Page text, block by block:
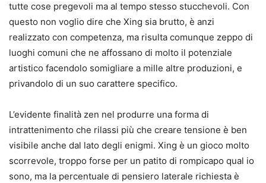
tutte cose pregevoli ma al tempo stesso stucchevoli. Con
questo non voglio dire che Xing sia brutto, è anzi
realizzato con competenza, ma risulta comunque zeppo di
luoghi comuni che ne affossano di molto il potenziale
artistico facendolo somigliare a mille altre produzioni, e
privandolo di un suo carattere specifico.
L’evidente finalità zen nel produrre una forma di
intrattenimento che rilassi più che creare tensione è ben
visibile anche dal lato degli enigmi. Xing è un gioco molto
scorrevole, troppo forse per un patito di rompicapo qual io
sono, ma la percentuale di pensiero laterale richiesta è